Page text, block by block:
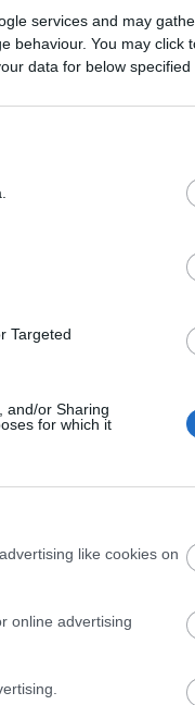
services and may
behaviour. You may click
data for below specified
Targeted
and/or Sharing
for which it
like cookies on
online advertising
Részletek a